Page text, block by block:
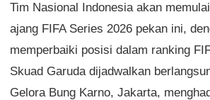
Tim Nasional Indonesia akan
ajang FIFA Series 2026 pekan ini,
memperbaiki posisi dalam ranking
Skuad Garuda dijadwalkan
Gelora Bung Karno, Jakarta,